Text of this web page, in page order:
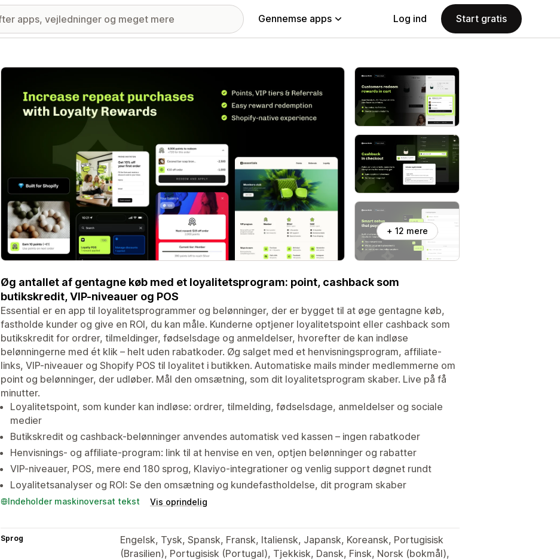
Gennemse apps Log ind Start gratis
Galleri med udvalgte billeder
+ 12 mere
Øg antallet af gentagne køb med et loyalitetsprogram: point, cashback som
butikskredit, VIP-niveauer og POS
Essential er en app til loyalitetsprogrammer og belønninger, der er bygget til at øge gentagne køb,
fastholde kunder og give en ROI, du kan måle. Kunderne optjener loyalitetspoint eller cashback som
butikskredit for ordrer, tilmeldinger, fødselsdage og anmeldelser, hvorefter de kan indløse
belønningerne med ét klik – helt uden rabatkoder. Øg salget med et henvisningsprogram, affiliate-
links, VIP-niveauer og Shopify POS til loyalitet i butikken. Automatiske mails minder medlemmerne om
point og belønninger, der udløber. Mål den omsætning, som dit loyalitetsprogram skaber. Live på få
minutter.
Loyalitetspoint, som kunder kan indløse: ordrer, tilmelding, fødselsdage, anmeldelser og sociale
medier
Butikskredit og cashback-belønninger anvendes automatisk ved kassen – ingen rabatkoder
Henvisnings- og affiliate-program: link til at henvise en ven, optjen belønninger og rabatter
VIP-niveauer, POS, mere end 180 sprog, Klaviyo-integrationer og venlig support døgnet rundt
Loyalitetsanalyser og ROI: Se den omsætning og kundefastholdelse, dit program skaber
Indeholder maskinoversat tekst Vis oprindelig
Sprog
Engelsk, Tysk, Spansk, Fransk, Italiensk, Japansk, Koreansk, Portugisisk
(Brasilien), Portugisisk (Portugal), Tjekkisk, Dansk, Finsk, Norsk (bokmål),